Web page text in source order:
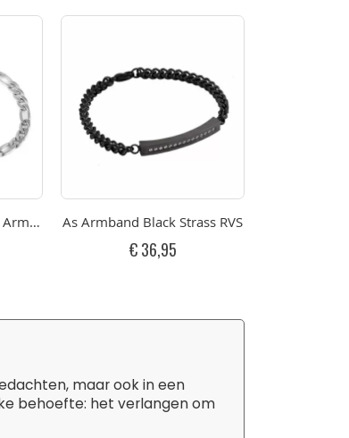
RVS Twee Askamers
Cilinder Strass RVS Twee Askamers
As Armband Black Strass RVS
€ 36,95
maar ook in een
behoefte: het verlangen om